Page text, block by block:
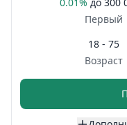
Первый
18 - 75
Возраст